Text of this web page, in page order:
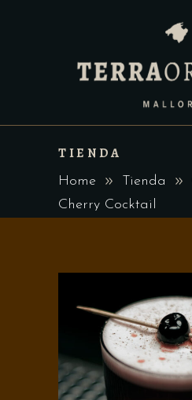
TIENDA
Home Tienda
Cherry Cocktail